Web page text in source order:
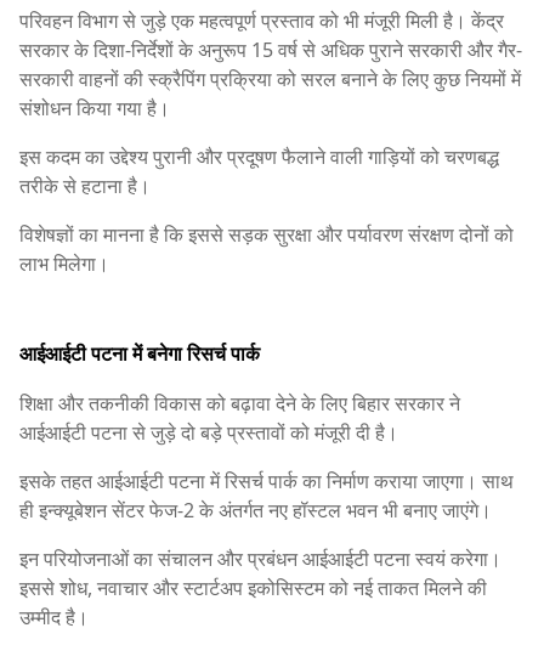
परिवहन विभाग से जुड़े एक महत्वपूर्ण प्रस्ताव को भी मंजूरी मिली है। केंद्र
सरकार के दिशा-निर्देशों के अनुरूप 15 वर्ष से अधिक पुराने सरकारी और गैर-
सरकारी वाहनों की स्क्रैपिंग प्रक्रिया को सरल बनाने के लिए कुछ नियमों में
संशोधन किया गया है।
इस कदम का उद्देश्य पुरानी और प्रदूषण फैलाने वाली गाड़ियों को चरणबद्ध
तरीके से हटाना है।
विशेषज्ञों का मानना है कि इससे सड़क सुरक्षा और पर्यावरण संरक्षण दोनों को
लाभ मिलेगा।
आईआईटी पटना में बनेगा रिसर्च पार्क
शिक्षा और तकनीकी विकास को बढ़ावा देने के लिए बिहार सरकार ने
आईआईटी पटना से जुड़े दो बड़े प्रस्तावों को मंजूरी दी है।
इसके तहत आईआईटी पटना में रिसर्च पार्क का निर्माण कराया जाएगा। साथ
ही इन्क्यूबेशन सेंटर फेज-2 के अंतर्गत नए हॉस्टल भवन भी बनाए जाएंगे।
इन परियोजनाओं का संचालन और प्रबंधन आईआईटी पटना स्वयं करेगा।
इससे शोध, नवाचार और स्टार्टअप इकोसिस्टम को नई ताकत मिलने की
उम्मीद है।